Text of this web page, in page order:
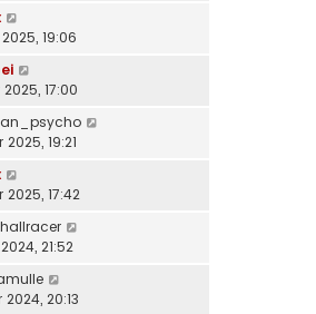
19:06
17:00
2025, 19:21
2025, 17:42
21:52
20:13